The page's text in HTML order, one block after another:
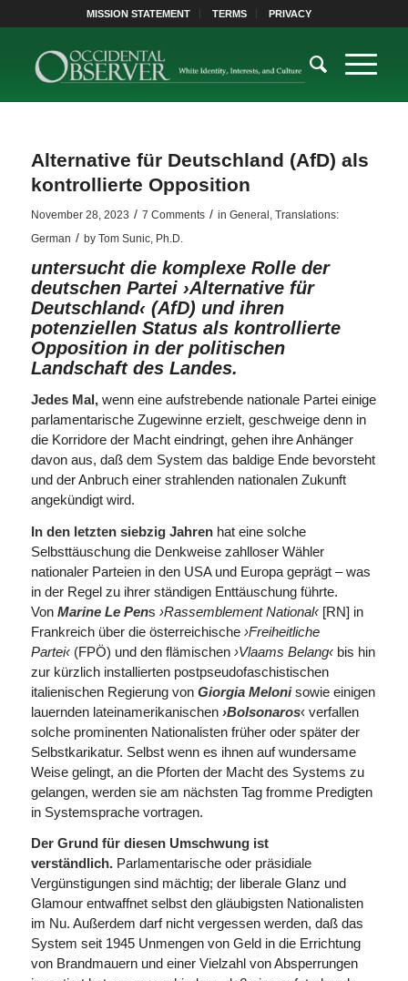
MISSION STATEMENT TERMS PRIVACY
Alternative für Deutschland (AfD) als
kontrollierte Opposition
November 28, 2023 / 7 Comments / in General , Translations:
German / by Tom Sunic, Ph.D.
untersucht die komplexe Rolle der
deutschen Partei ›Alternative für
Deutschland‹ (AfD) und ihren
potenziellen Status als kontrollierte
Opposition in der politischen
Landschaft des Landes.
Jedes Mal, wenn eine aufstrebende nationale Partei einige
parlamentarische Zugewinne erzielt, geschweige denn in
die Korridore der Macht eindringt, gehen ihre Anhänger
davon aus, daß dem System das baldige Ende bevorsteht
und der Anbruch einer strahlenden nationalen Zukunft
angekündigt wird.
In den letzten siebzig Jahrenhat eine solche
Selbsttäuschung die Denkweise zahlloser Wähler
nationaler Parteien in den USA und Europa geprägt – was
in der Regel zu ihrer ständigen Enttäuschung führte.
Von Marine Le Pens ›Rassemblement National‹[RN] in
Frankreich über die österreichische ›Freiheitliche
Partei‹(FPÖ) und den flämischen ›Vlaams Belang‹bis hin
zur kürzlich installierten postpseudofaschistischen
italienischen Regierung von Giorgia Meloni sowie einigen
lauernden lateinamerikanischen ›Bolsonaros‹ verfallen
solche prominenten Nationalisten früher oder später der
Selbstkarikatur. Selbst wenn es ihnen auf wundersame
Weise gelingt, an die Pforten der Macht des Systems zu
gelangen, werden sie am nächsten Tag fromme Predigten
in Systemsprache vortragen.
Der Grund für diesen Umschwung ist
verständlich.Parlamentarische oder präsidiale
Vergünstigungen sind mächtig; der liberale Glanz und
Glamour entwaffnet selbst den gläubigsten Nationalisten
im Nu. Außerdem darf nicht vergessen werden, daß das
System seit 1945 Unmengen von Geld in die Errichtung
von Brandmauern und einer Vielzahl von Absperrungen